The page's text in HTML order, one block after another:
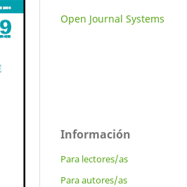
Open Journal Systems
Información
Para lectores/as
Para autores/as